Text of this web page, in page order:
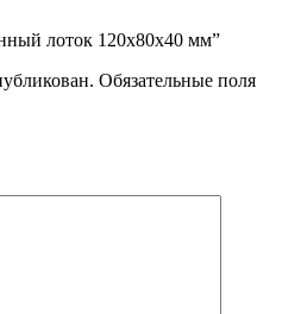
лоток 120х80х40 мм”
Обязательные поля